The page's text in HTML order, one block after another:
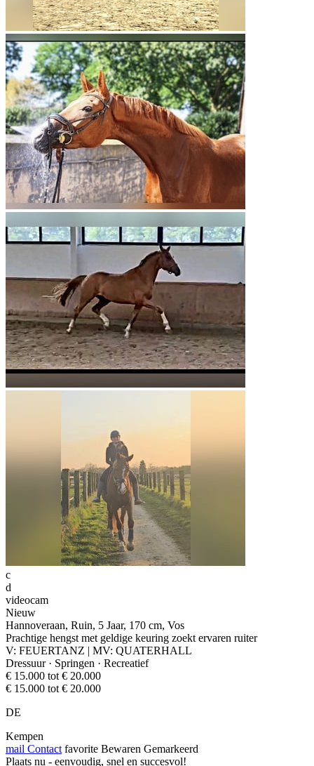
c
d
videocam
Nieuw
Hannoveraan, Ruin, 5 Jaar, 170 cm, Vos
Prachtige hengst met geldige keuring zoekt ervaren ruiter
V: FEUERTANZ | MV: QUATERHALL
Dressuur · Springen · Recreatief
€ 15.000 tot € 20.000
€ 15.000 tot € 20.000
DE
Kempen
mail Contact favorite Bewaren Gemarkeerd
Plaats nu - eenvoudig, snel en succesvol!